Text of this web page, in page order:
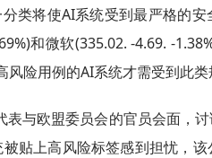
类将使AI系统受到最严格的安
和微软(335.02. -4.69. -
险用例的AI系统才需受到此类
与欧盟委员会的官员会面，
贴上高风险标签感到担忧，